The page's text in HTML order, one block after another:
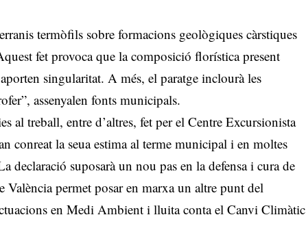
termòfils sobre formacions geològiques càrstiques
fet provoca que la composició florística present
singularitat. A més, el paratge inclourà les
assenyalen fonts municipals.
al treball, entre d’altres, fet per el Centre Excursionista
conreat la seua estima al terme municipal i en moltes
declaració suposarà un nou pas en la defensa i cura de
València permet posar en marxa un altre punt del
en Medi Ambient i lluita conta el Canvi Climàtic